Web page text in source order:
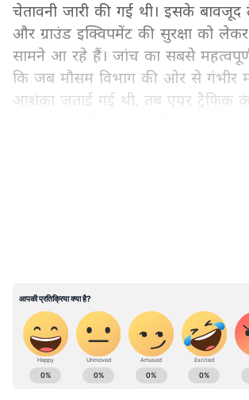
चेतावनी जारी की गई थी। इसके बावजूद
और ग्राउंड इक्विपमेंट की सुरक्षा को
सामने आ रहे हैं। जांच का सबसे
कि जब मौसम विभाग की ओर से गंभीर
आशंका जताई गई थी, तब एयर ट्रैफिक
View post on Instagram
Asianet News Hindi पर पढ़ें देशभर